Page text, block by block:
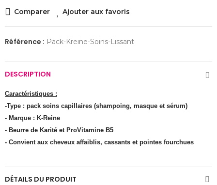
Comparer Ajouter aux favoris
Référence : Pack-Kreine-Soins-Lissant
DESCRIPTION
Caractéristiques :
-Type : pack soins capillaires (shampoing, masque et sérum)
- Marque : K-Reine
- Beurre de Karité et ProVitamine B5
- Convient aux cheveux affaiblis, cassants et pointes fourchues
DÉTAILS DU PRODUIT